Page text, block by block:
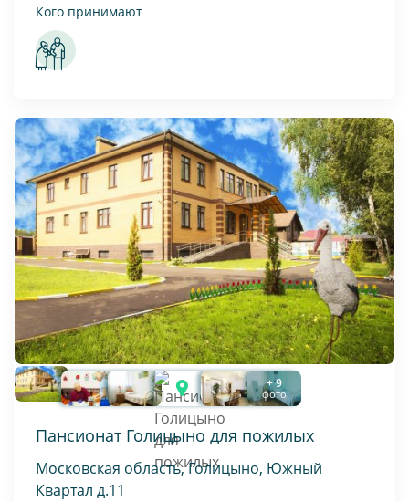
Кого принимают
+ 9
фото
Пансионат Голицыно для пожилых
Московская область, Голицыно, Южный
Квартал д.11